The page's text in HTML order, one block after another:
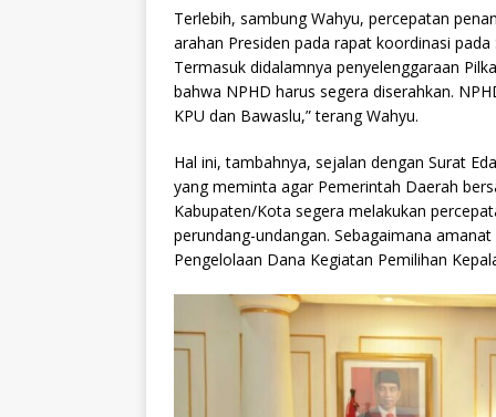
Terlebih, sambung Wahyu, percepatan
arahan Presiden pada rapat koordinasi
Termasuk didalamnya penyelenggaraan
bahwa NPHD harus segera diserahkan.
KPU dan Bawaslu,” terang Wahyu.
Hal ini, tambahnya, sejalan dengan Surat
yang meminta agar Pemerintah Daerah
Kabupaten/Kota segera melakukan
perundang-undangan. Sebagaimana
Pengelolaan Dana Kegiatan Pemilihan